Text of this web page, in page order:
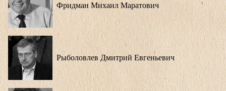
Фридман Михаил Маратович
Рыболовлев Дмитрий Евгеньевич